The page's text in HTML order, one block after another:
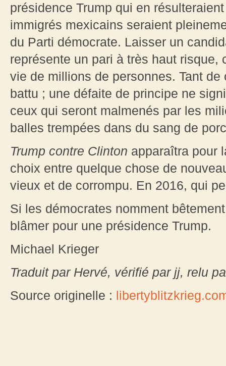
présidence Trump qui en
immigrés mexicains seraient
du Parti démocrate. Laisser un
représente un pari à très haut risque,
vie de millions de personnes. Tant
battu ; une défaite de principe ne
ceux qui seront malmenés par les
balles trempées dans du sang de
Trump contre Clinton apparaîtra pour
choix entre quelque chose de
vieux et de corrompu. En 2016, qui
Si les démocrates nomment
blâmer pour une présidence Trump.
Michael Krieger
Traduit par Hervé, vérifié par jj, relu
Source originelle :